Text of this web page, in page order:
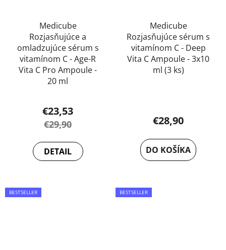
Medicube
Rozjasňujúce a
omladzujúce sérum s
vitamínom C - Age-R
Vita C Pro Ampoule -
20 ml
€23,53
€29,90
DETAIL
Medicube
Rozjasňujúce sérum s
vitamínom C - Deep
Vita C Ampoule - 3x10
ml (3 ks)
€28,90
DO KOŠÍKA
BESTSELLER BESTSELLER